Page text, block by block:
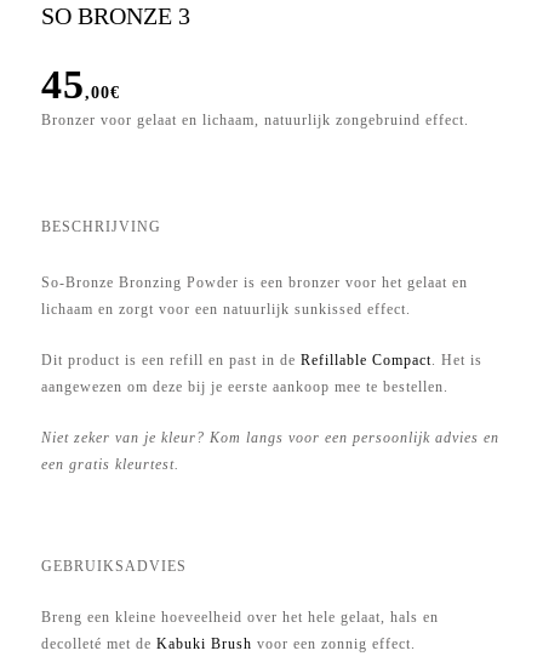
SO BRONZE 3
45,00€
Bronzer voor gelaat en lichaam, natuurlijk zongebruind effect.
BESCHRIJVING
So-Bronze Bronzing Powderis een bronzer voor het gelaat en
lichaam en zorgt voor een natuurlijk sunkissed effect.
Dit product is een refill en past in deRefillable Compact
. Het is
aangewezen om deze bij je eerste aankoop mee te bestellen.
Niet zeker van je kleur? Kom langsvoor een persoonlijk advies en
een gratis kleurtest.
GEBRUIKSADVIES
Breng een kleine hoeveelheid over het hele gelaat, hals en
decolleté met deKabuki Brush voor een zonnig effect.